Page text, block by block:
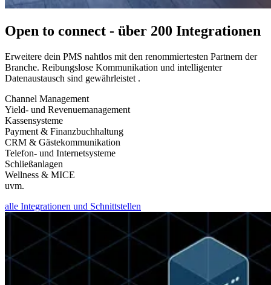
Open to connect - über 200 Integrationen
Erweitere dein PMS nahtlos mit den renommiertesten Partnern der
Branche. Reibungslose Kommunikation und intelligenter
Datenaustausch sind gewährleistet .
Channel Management
Yield- und Revenuemanagement
Kassensysteme
Payment & Finanzbuchhaltung
CRM & Gästekommunikation
Telefon- und Internetsysteme
Schließanlagen
Wellness & MICE
uvm.
alle Integrationen und Schnittstellen